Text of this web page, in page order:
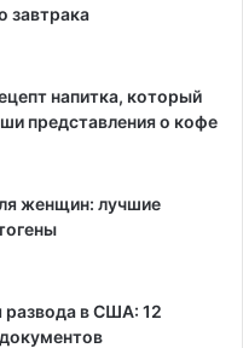
завтрака
напитка, который
представления о кофе
женщин: лучшие
развода в США: 12